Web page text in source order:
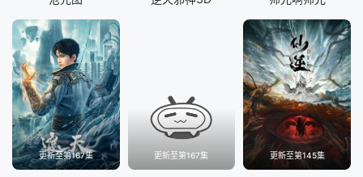
更新至第167集 更新至第167集 更新至第145集